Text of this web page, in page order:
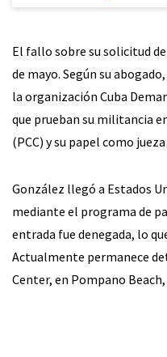
El fallo sobre su solicitud
de mayo. Según su
la organización Cuba
que prueban su militancia
(PCC) y su papel como
González llegó a Estados
mediante el programa de
entrada fue denegada, lo
Actualmente permanece
Center, en Pompano